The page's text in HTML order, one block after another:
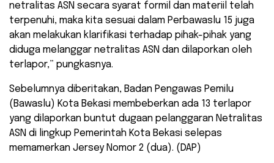
netralitas ASN secara syarat formil dan materiil telah
terpenuhi, maka kita sesuai dalam Perbawaslu 15 juga
akan melakukan klarifikasi terhadap pihak-pihak yang
diduga melanggar netralitas ASN dan dilaporkan oleh
terlapor,” pungkasnya.
Sebelumnya diberitakan, Badan Pengawas Pemilu
(Bawaslu) Kota Bekasi membeberkan ada 13 terlapor
yang dilaporkan buntut dugaan pelanggaran Netralitas
ASN di lingkup Pemerintah Kota Bekasi selepas
memamerkan Jersey Nomor 2 (dua). (DAP)